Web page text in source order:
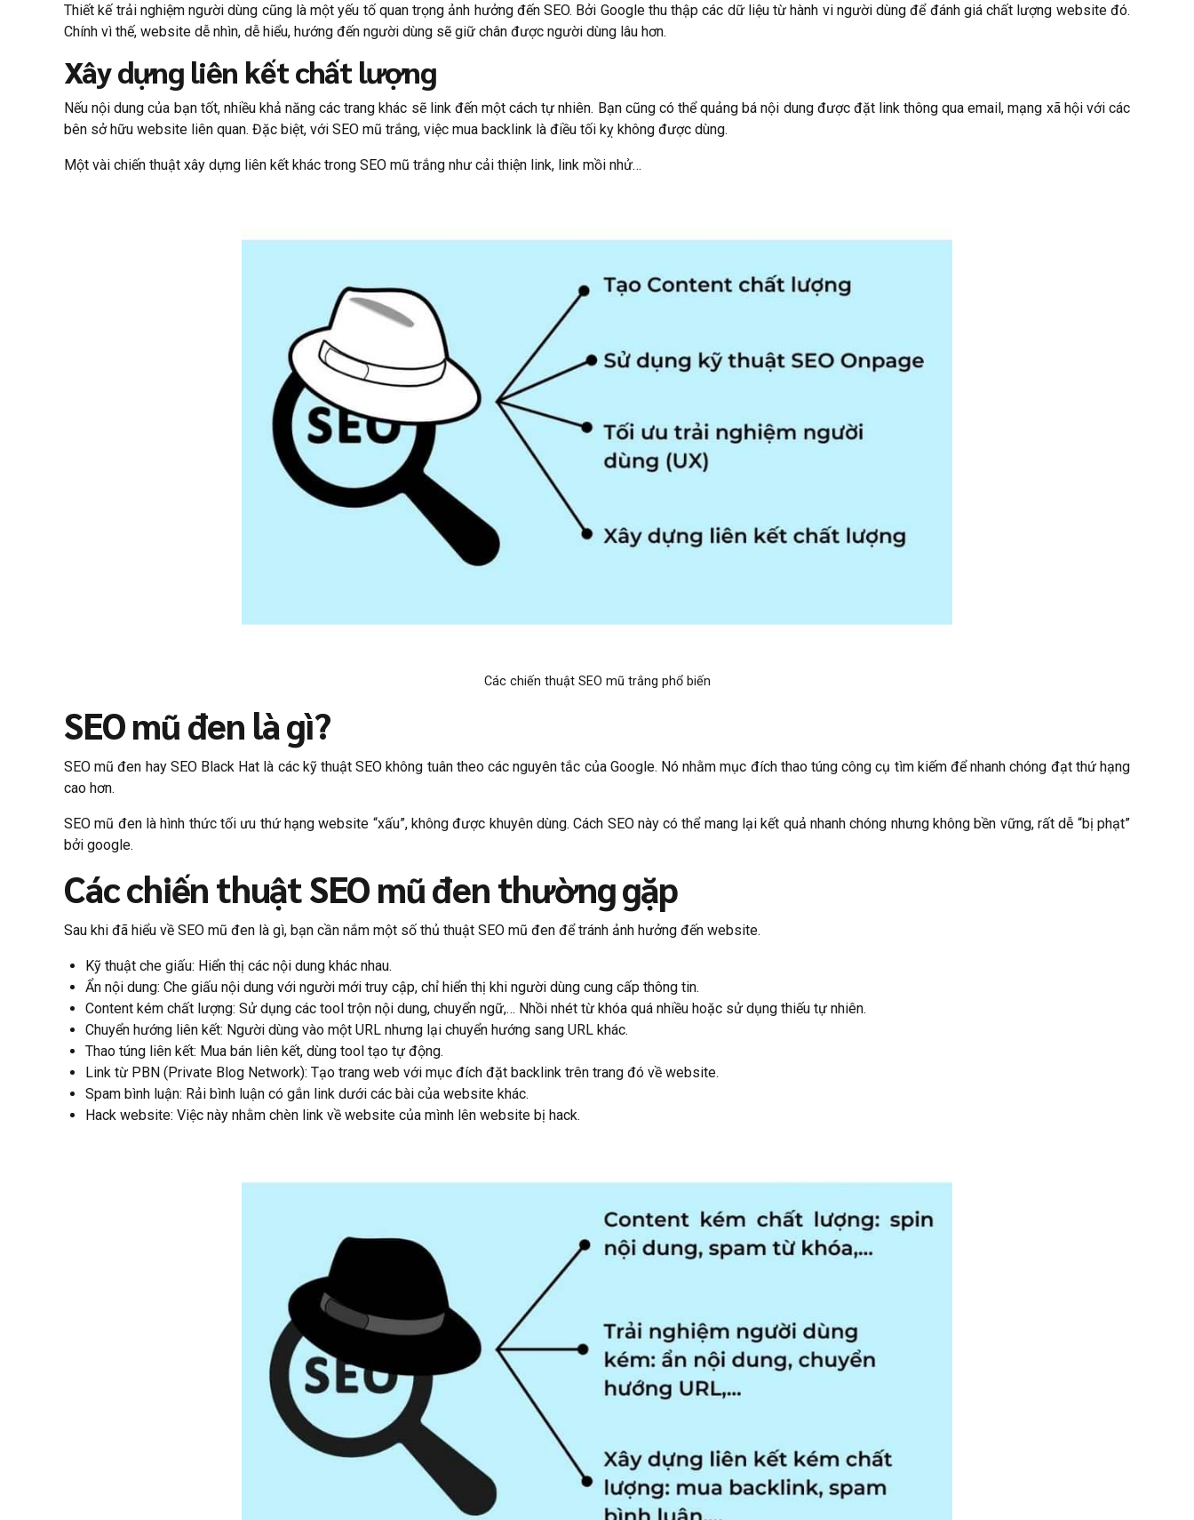
Thiết kế trải nghiệm người dùng cũng là một yếu tố quan trọng ảnh hưởng đến SEO. Bởi Google thu thập các dữ liệu từ hành vi người dùng để đánh giá chất lượng website đó.
Chính vì thế, website dễ nhìn, dễ hiểu, hướng đến người dùng sẽ giữ chân được người dùng lâu hơn.
Xây dựng liên kết chất lượng
Nếu nội dung của bạn tốt, nhiều khả năng các trang khác sẽ link đến một cách tự nhiên. Bạn cũng có thể quảng bá nội dung được đặt link thông qua email, mạng xã hội với các
bên sở hữu website liên quan. Đặc biệt, với SEO mũ trắng, việc mua backlink là điều tối kỵ không được dùng.
Một vài chiến thuật xây dựng liên kết khác trong SEO mũ trắng như cải thiện link, link mồi nhử…
Các chiến thuật SEO mũ trắng phổ biến
SEO mũ đen là gì?
SEO mũ đen hay SEO Black Hat là các kỹ thuật SEO không tuân theo các nguyên tắc của Google. Nó nhằm mục đích thao túng công cụ tìm kiếm để nhanh chóng đạt thứ hạng
cao hơn.
SEO mũ đen là hình thức tối ưu thứ hạng website “xấu”, không được khuyên dùng. Cách SEO này có thể mang lại kết quả nhanh chóng nhưng không bền vững, rất dễ “bị phạt”
bởi google.
Các chiến thuật SEO mũ đen thường gặp
Sau khi đã hiểu về SEO mũ đen là gì, bạn cần nắm một số thủ thuật SEO mũ đen để tránh ảnh hưởng đến website.
Kỹ thuật che giấu: Hiển thị các nội dung khác nhau.
Ẩn nội dung: Che giấu nội dung với người mới truy cập, chỉ hiển thị khi người dùng cung cấp thông tin.
Content kém chất lượng: Sử dụng các tool trộn nội dung, chuyển ngữ,… Nhồi nhét từ khóa quá nhiều hoặc sử dụng thiếu tự nhiên.
Chuyển hướng liên kết: Người dùng vào một URL nhưng lại chuyển hướng sang URL khác.
Thao túng liên kết: Mua bán liên kết, dùng tool tạo tự động.
Link từ PBN (Private Blog Network): Tạo trang web với mục đích đặt backlink trên trang đó về website.
Spam bình luận: Rải bình luận có gắn link dưới các bài của website khác.
Hack website: Việc này nhằm chèn link về website của mình lên website bị hack.